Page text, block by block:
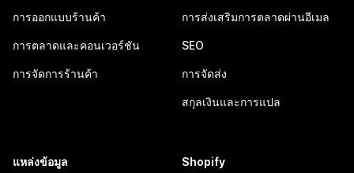
การออกแบบร้านค้า
การตลาดและคอนเวอร์ชัน
การจัดการร้านค้า
การส่งเสริมการตลาดผ่านอีเมล
SEO
การจัดส่ง
สกุลเงินและการแปล
แหล่งข้อมูล Shopify